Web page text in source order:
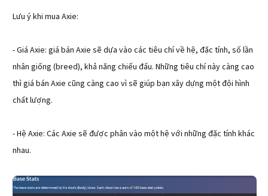
Lưu ý khi mua Axie:
- Giá Axie: giá bán Axie sẽ dựa vào các tiêu chí về hệ, đặc tính, số lần
nhân giống (breed), khả năng chiếu đấu. Những tiêu chí này càng cao
thì giá bán Axie cũng càng cao vì sẽ giúp bạn xây dựng một đội hình
chất lượng.
- Hệ Axie: Các Axie sẽ được phân vào một hệ với những đặc tính khác
nhau.